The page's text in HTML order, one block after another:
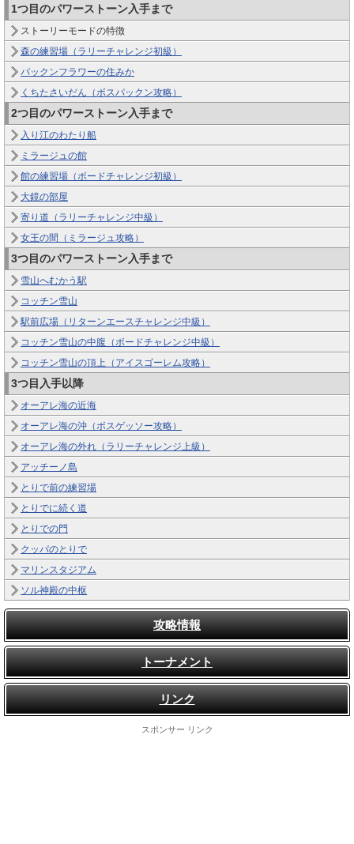
1つ目のパワーストーン入手まで
ストーリーモードの特徴
森の練習場（ラリーチャレンジ初級）
パックンフラワーの住みか
くちたさいだん（ボスパックン攻略）
2つ目のパワーストーン入手まで
入り江のわたり船
ミラージュの館
館の練習場（ボードチャレンジ初級）
大鏡の部屋
寄り道（ラリーチャレンジ中級）
女王の間（ミラージュ攻略）
3つ目のパワーストーン入手まで
雪山へむかう駅
コッチン雪山
駅前広場（リターンエースチャレンジ中級）
コッチン雪山の中腹（ボードチャレンジ中級）
コッチン雪山の頂上（アイスゴーレム攻略）
3つ目入手以降
オーアレ海の近海
オーアレ海の沖（ボスゲッソー攻略）
オーアレ海の外れ（ラリーチャレンジ上級）
アッチーノ島
とりで前の練習場
とりでに続く道
とりでの門
クッパのとりで
マリンスタジアム
ソル神殿の中枢
攻略情報
トーナメント
リンク
スポンサー リンク